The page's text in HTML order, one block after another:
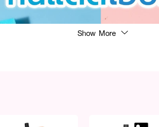
Show More